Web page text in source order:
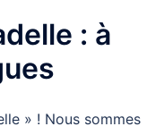
: à
» ! Nous sommes